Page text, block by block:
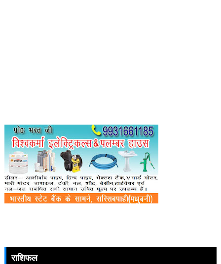
राशिफल